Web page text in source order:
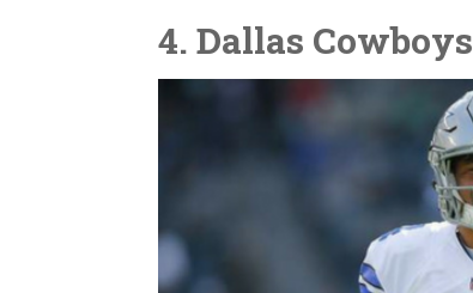
4. Dallas Cowboys